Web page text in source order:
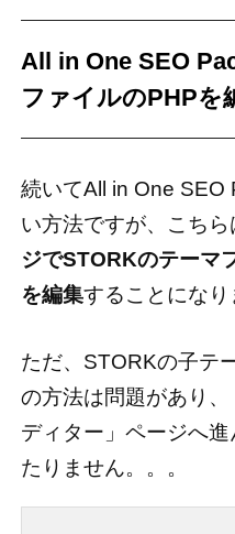
All in One SEO
ファイルのPHPを
続いてAll in One SEO
い方法ですが、こちら
ジでSTORKのテーマ
を編集することになり
ただ、STORKの子テ
の方法は問題があり
ディター」ページへ
たりません。。。